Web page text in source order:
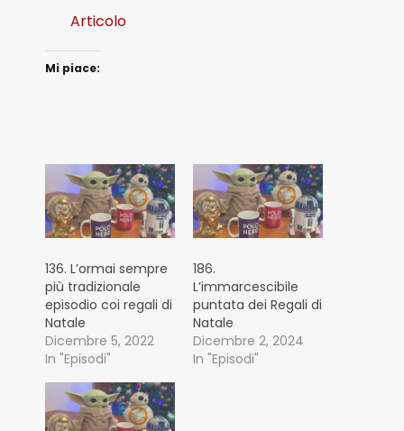
Articolo
Mi piace:
136. L’ormai sempre
più tradizionale
episodio coi regali di
Natale
Dicembre 5, 2022
In "Episodi"
186.
L’immarcescibile
puntata dei Regali di
Natale
Dicembre 2, 2024
In "Episodi"